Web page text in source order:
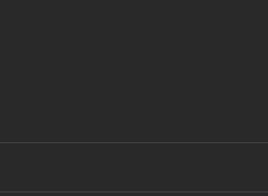
LinkedIn